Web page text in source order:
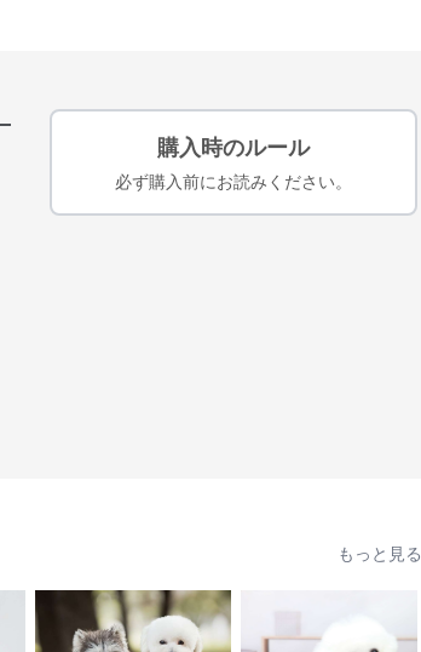
購入時のルール
必ず購入前にお読みください。
もっと見る